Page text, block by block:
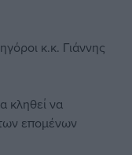
κ.κ. Γιάννης
κληθεί να
επομένων